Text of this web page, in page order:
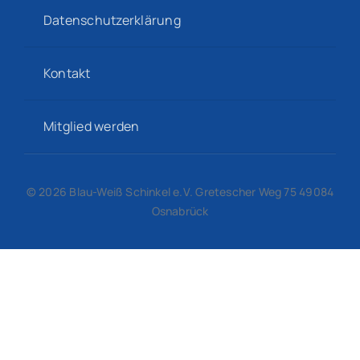
Datenschutzerklärung
Kontakt
Mitglied werden
© 2026 Blau-Weiß Schinkel e.V. Gretescher Weg 75 49084
Osnabrück